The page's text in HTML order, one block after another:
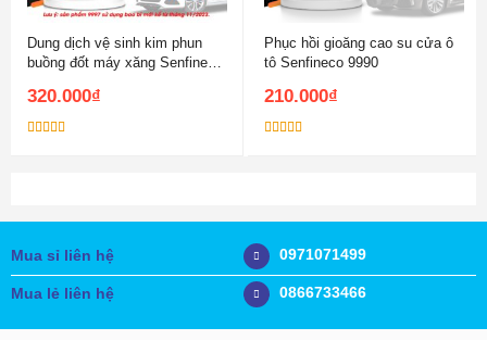
Dung dịch vệ sinh kim phun
buồng đốt máy xăng Senfineco
320.000₫
Phục hồi gioăng cao su cửa ô
tô Senfineco 9990
210.000₫
Mua sỉ liên hệ 0971071499
Mua lẻ liên hệ 0866733466